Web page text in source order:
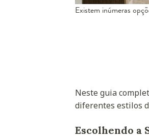
Existem inúmeras
Neste guia
diferentes estilos
Escolhendo a